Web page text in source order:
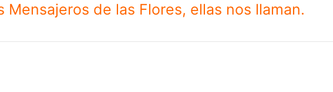
Mensajeros de las Flores, ellas nos llaman.